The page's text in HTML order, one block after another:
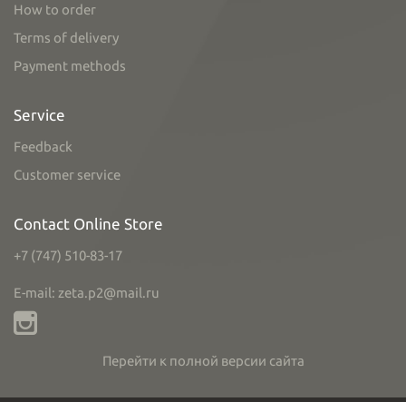
How to order
Terms of delivery
Payment methods
Service
Feedback
Customer service
Contact Online Store
+7 (747) 510-83-17
E-mail: zeta.p2@mail.ru
Перейти к полной версии сайта